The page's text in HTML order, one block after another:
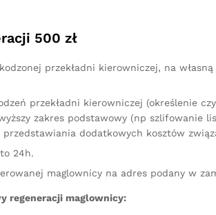
500 zł
przekładni kierowniczej, na
przekładni kierowniczej (określenie
zakres podstawowy (np szlifowanie
przedstawiania dodatkowych kosztów
24h.
maglownicy na adres podany w
regeneracji maglownicy: